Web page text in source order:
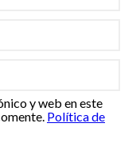
y web en este
Política de